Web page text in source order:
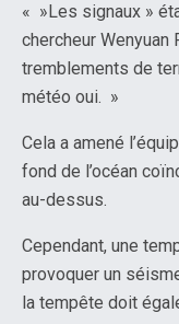
« »Les signaux »
chercheur Wenyuan
tremblements de
météo oui. »
Cela a amené
fond de l’océan
au-dessus.
Cependant, une
provoquer un
la tempête doit